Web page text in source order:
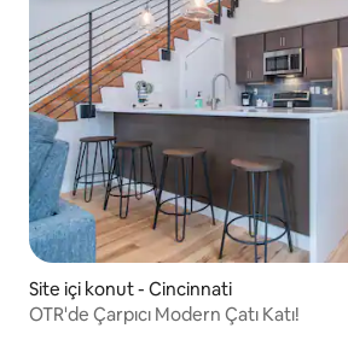
Site içi konut - Cincinnati
OTR'de Çarpıcı Modern Çatı Katı!